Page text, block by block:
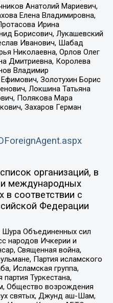
Анатолий Мариевич,
Елена Владимировна,
Ирина
Борисович, Лукашевский
Иванович, Шабад
Николаевна, Орлов Олег
Дмитриевна, Королева
Владимир
Золотухин Борис
Локшина Татьяна
Полякова Мара
Захаров Герман
организаций, в
международных
в соответствии с
Федерации
Объединенных сил
народов Ичкерии и
Священная война,
Партия исламского
Исламская группа,
Туркестана,
Общество возрождения
святых, Джунд аш-Шам,